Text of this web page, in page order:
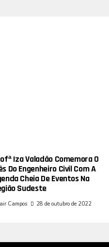
Iza Valadão Comemora O
Do Engenheiro Civil Com A
Cheia De Eventos Na
Sudeste
Campos 28 de outubro de 2022